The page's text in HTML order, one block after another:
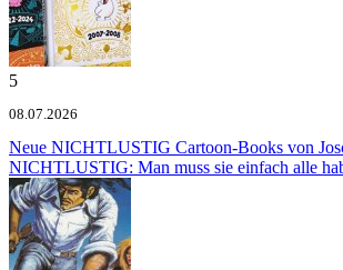
5
08.07.2026
Neue NICHTLUSTIG Cartoon-Books von
NICHTLUSTIG: Man muss sie einfach alle